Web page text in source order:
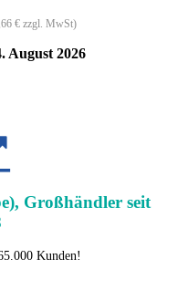
€ zzgl. MwSt)
August 2026
Großhändler seit
Kunden!